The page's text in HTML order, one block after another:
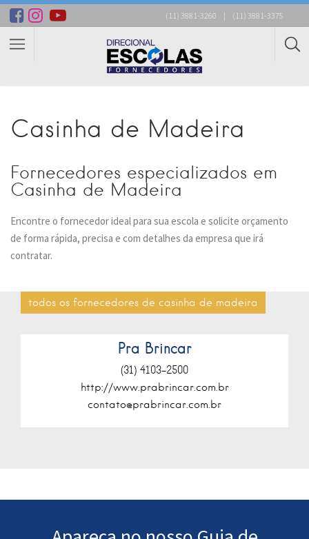
(11) 3881-3260 | (11) 3881-3375
Casinha de Madeira
Fornecedores especializados em
Casinha de Madeira
Encontre o fornecedor ideal para sua escola e solicite orçamento
de forma rápida, precisa e com detalhes da empresa que irá
contratar.
todos os fornecedores de casinha de madeira
Pra Brincar
(31) 4103-2500
http://www.prabrincar.com.br
contato@prabrincar.com.br